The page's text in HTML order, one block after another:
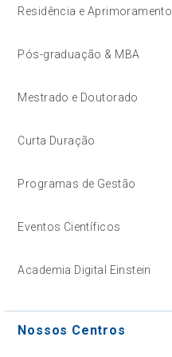
Residência e Aprimoramento
Pós-graduação & MBA
Mestrado e Doutorado
Curta Duração
Programas de Gestão
Eventos Científicos
Academia Digital Einstein
Nossos Centros